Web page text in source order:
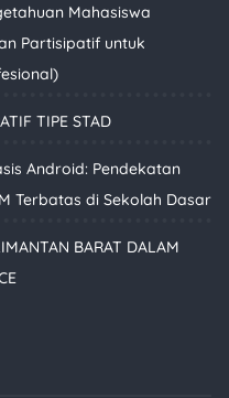
Mahasiswa
Partisipatif untuk
TIPE STAD
Android: Pendekatan
Terbatas di Sekolah Dasar
BARAT DALAM